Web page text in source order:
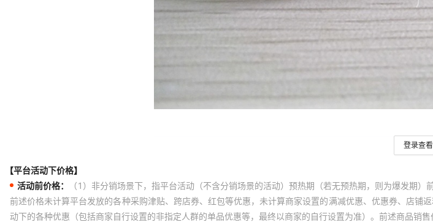
登录查
【平台活动下价格】
活动前价格：
（1）非分销场景下，指平台活动（不含分销场景的活动）预热期（若无预热期，则为爆发期
前述价格未计算平台发放的各种采购津贴、跨店券、红包等优惠，未计算商家设置的满减优惠、优惠券、店
动下的各种优惠（包括商家自行设置的非指定人群的单品优惠等，最终以商家的自行设置为准）。前述商品销